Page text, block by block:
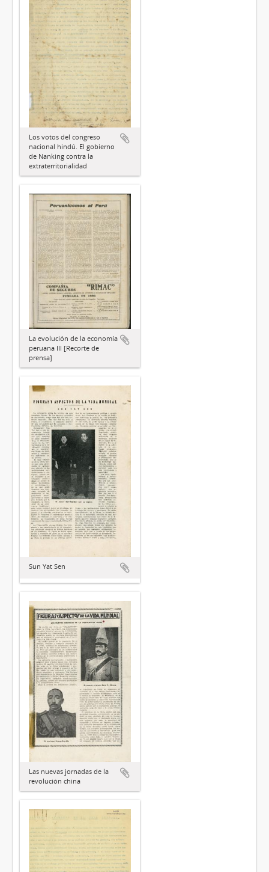
Los votos del congreso
nacional hindú. El gobierno
de Nanking contra la
extraterritorialidad
La evolución de la economía
peruana III [Recorte de
prensa]
Sun Yat Sen
Las nuevas jornadas de la
revolución china